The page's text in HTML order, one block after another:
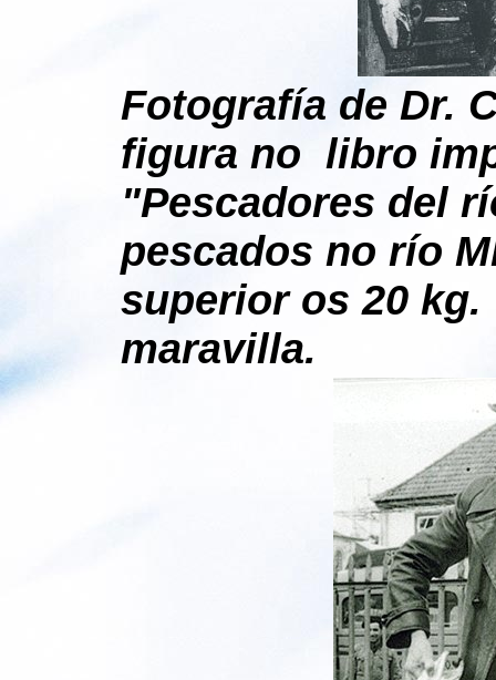
Fotografía de Dr.
figura no libro
"Pescadores del
pescados no río
superior os 20 kg.
maravilla.